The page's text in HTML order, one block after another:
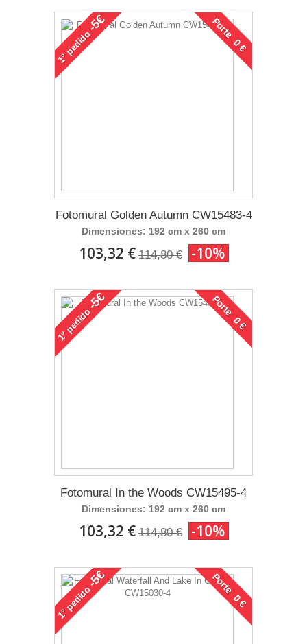
1°
pedido
-5€ Porte 0 €
Fotomural Golden Autumn CW15483-4
Dimensiones: 192 cm x 260 cm
103,32 € 114,80 € -10%
1°
pedido
-5€ Porte 0 €
Fotomural In the Woods CW15495-4
Dimensiones: 192 cm x 260 cm
103,32 € 114,80 € -10%
1°
pedido
-5€ Porte 0 €